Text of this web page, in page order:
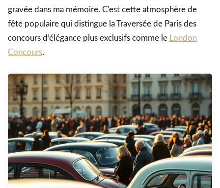
gravée dans ma mémoire. C’est cette atmosphère de
fête populaire qui distingue la Traversée de Paris des
concours d’élégance plus exclusifs comme le London
Concours.